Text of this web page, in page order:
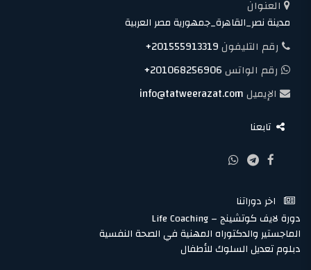
العنوان
مدينة نصر_القاهرة_جمهورية مصر العربية
رقم التليفون+201555913319
رقم الواتس+201068256906
الإيميلinfo@tatweerazat.com
تابعنا
اخر دوراتنا
دورة لايف كوتشينج – Life Coaching
الماجستير والدكتوراه المهنية في الصحة النفسية
دبلوم تعديل السلوك للأطفال